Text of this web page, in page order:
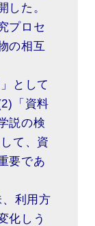
した。
プロセ
の相互
として
「資料
説の検
て、資
要であ
利用方
化しう